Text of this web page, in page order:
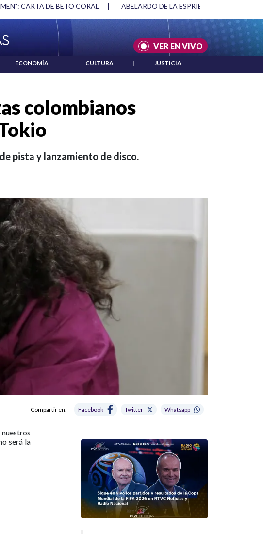
DE LA ESPRIELLA Y DMG | ACUERDOS ENTRE ESTADOS UNIDOS E
VER EN VIVO
ECONOMÍA | CULTURA | JUSTICIA
colombianos
pista y lanzamiento de disco.
Compartir en: Facebook Twitter Whatsapp
será la